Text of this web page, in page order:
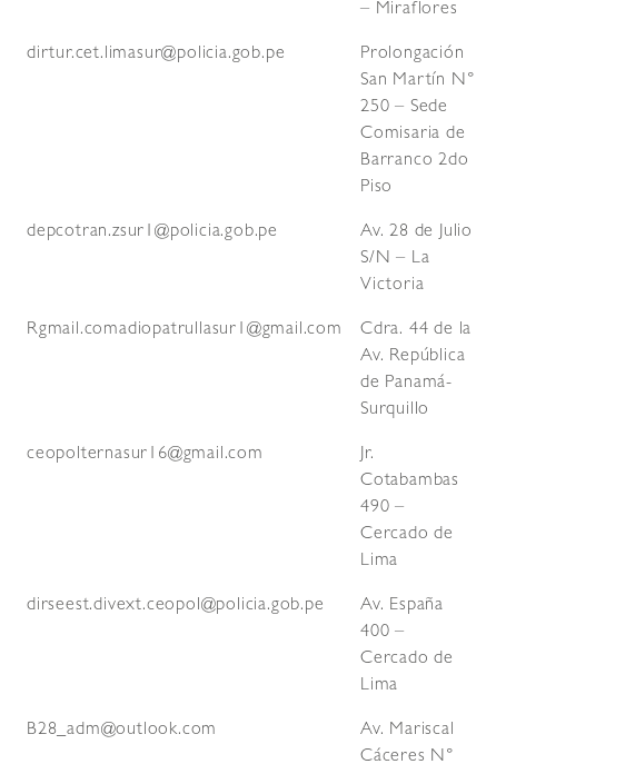
– Miraflores
dirtur.cet.limasur@policia.gob.pe
Prolongación
San Martín N°
250 – Sede
Comisaria de
Barranco 2do
Piso
depcotran.zsur1@policia.gob.pe
Av. 28 de Julio
S/N – La
Victoria
Rgmail.comadiopatrullasur1@gmail.com
Cdra. 44 de la
Av. República
de Panamá-
Surquillo
ceopolternasur16@gmail.com
Jr.
Cotabambas
490 –
Cercado de
Lima
dirseest.divext.ceopol@policia.gob.pe
Av. España
400 –
Cercado de
Lima
B28_adm@outlook.com
Av. Mariscal
Cáceres N°